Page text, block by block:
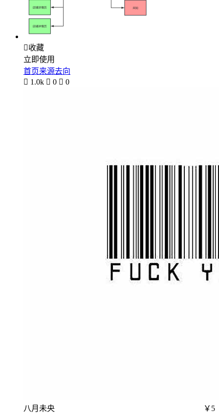
收藏
立即使用
首页来源去向
 1.0k  0  0
八月未央 ￥5